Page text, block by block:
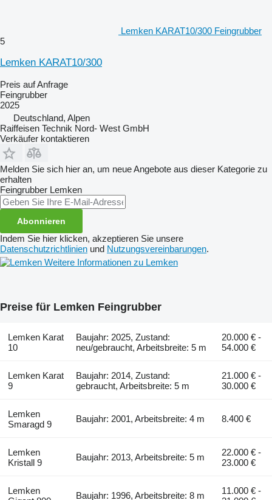
Lemken KARAT10/300 Feingrubber
5
Lemken KARAT10/300
Preis auf Anfrage
Feingrubber
2025
Deutschland, Alpen
Raiffeisen Technik Nord- West GmbH
Verkäufer kontaktieren
Melden Sie sich hier an, um neue Angebote aus dieser Kategorie zu
erhalten
Feingrubber Lemken
Abonnieren
Indem Sie hier klicken, akzeptieren Sie unsere
Datenschutzrichtlinien und Nutzungsvereinbarungen.
Weitere Informationen zu Lemken
Preise für Lemken Feingrubber
Lemken Karat
10
Baujahr: 2025, Zustand:
neu/gebraucht, Arbeitsbreite: 5 m
20.000 € -
54.000 €
Lemken Karat
9
Baujahr: 2014, Zustand:
gebraucht, Arbeitsbreite: 5 m
21.000 € -
30.000 €
Lemken
Smaragd 9
Baujahr: 2001, Arbeitsbreite: 4 m 8.400 €
Lemken
Kristall 9
Baujahr: 2013, Arbeitsbreite: 5 m
22.000 € -
23.000 €
Lemken
Baujahr: 1996, Arbeitsbreite: 8 m
11.000 € -